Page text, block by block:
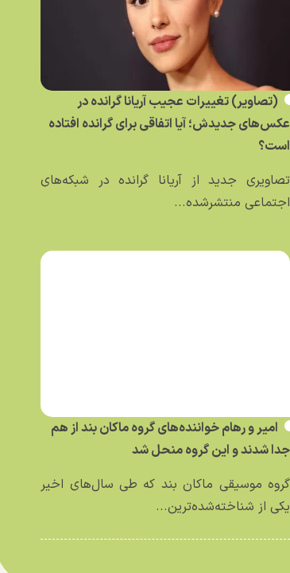
(تصاویر) تغییرات عجیب آریانا گرانده در
عکس‌های جدیدش؛ آیا اتفاقی برای گرانده افتاده
است؟
تصاویری جدید از آریانا گرانده در شبکه‌های
اجتماعی منتشرشده...
امیر و رهام خواننده‌های گروه ماکان بند از هم
جدا شدند و این گروه منحل شد
گروه موسیقی ماکان بند که طی سال‌های اخیر
یکی از شناخته‌شده‌ترین...